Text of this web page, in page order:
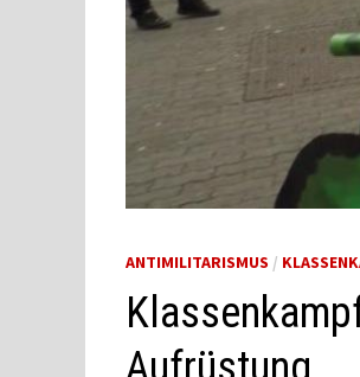
ANTIMILITARISMUS /